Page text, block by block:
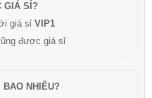
GIÁ SỈ?
giá sỉ VIP1
được giá sỉ
BAO NHIÊU?